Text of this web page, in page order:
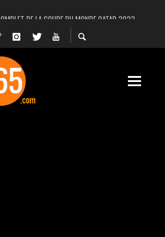
DE LA COUPE DU MONDE QATAR 2022
ET WHATSAPP HORS SERVICE! EST-CE UNE CYBER-
LA PLANÈTE MARS EN ULTRA-HAUTE DÉFINITION
DU PREMIER VOL HABITÉ DE SPACEX
ZINE EL ABIDINE BEN ALI, SERA-T-IL ENTERRÉ EN